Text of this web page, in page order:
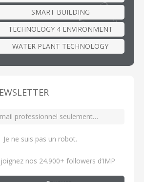
SMART BUILDING
TECHNOLOGY 4 ENVIRONMENT
WATER PLANT TECHNOLOGY
Je ne suis pas un robot.
nos 24.900+ followers d’IMP